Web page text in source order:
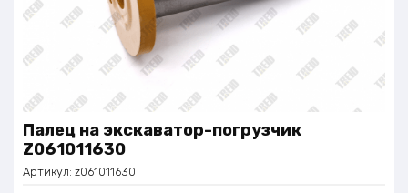
Палец на экскаватор-погрузчик
Z061011630
Артикул: z061011630